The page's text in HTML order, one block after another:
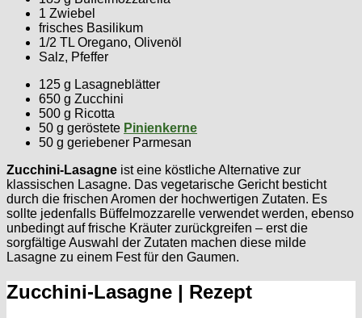
1 Zwiebel
frisches Basilikum
1/2 TL Oregano, Olivenöl
Salz, Pfeffer
125 g Lasagneblätter
650 g Zucchini
500 g Ricotta
50 g geröstete Pinienkerne
50 g geriebener Parmesan
Zucchini-Lasagne ist eine köstliche Alternative zur
klassischen Lasagne. Das vegetarische Gericht besticht
durch die frischen Aromen der hochwertigen Zutaten. Es
sollte jedenfalls Büffelmozzarelle verwendet werden, ebenso
unbedingt auf frische Kräuter zurückgreifen – erst die
sorgfältige Auswahl der Zutaten machen diese milde
Lasagne zu einem Fest für den Gaumen.
Zucchini-Lasagne | Rezept